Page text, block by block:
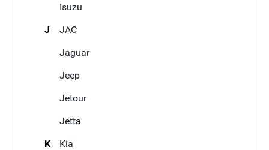
Isuzu
J
JAC
Jaguar
Jeep
Jetour
Jetta
K
Kia